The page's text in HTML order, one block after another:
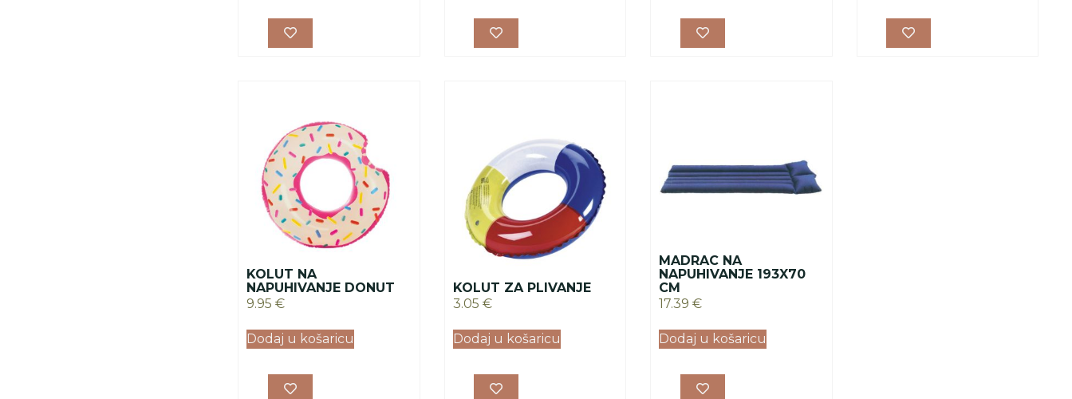
KOLUT NA
NAPUHIVANJE DONUT
9.95 €
Dodaj u košaricu
KOLUT ZA PLIVANJE
3.05 €
Dodaj u košaricu
MADRAC NA
NAPUHIVANJE 193X70
CM
17.39 €
Dodaj u košaricu